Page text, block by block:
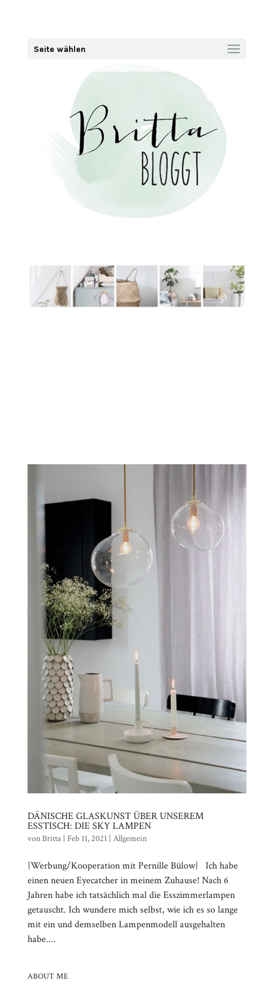
Seite wählen
DÄNISCHE GLASKUNST ÜBER UNSEREM
ESSTISCH: DIE SKY LAMPEN
vonBritta| Feb 11, 2021 | Allgemein
{Werbung/Kooperation mit Pernille Bülow} Ich habe
einen neuen Eyecatcher in meinem Zuhause! Nach 6
Jahren habe ich tatsächlich mal die Esszimmerlampen
getauscht. Ich wundere mich selbst, wie ich es so lange
mit ein und demselben Lampenmodell ausgehalten
habe....
ABOUT ME